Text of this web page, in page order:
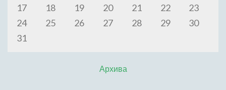
17
18 19 20 21 22
23
24
25 26 27 28 29
30
31
Архива